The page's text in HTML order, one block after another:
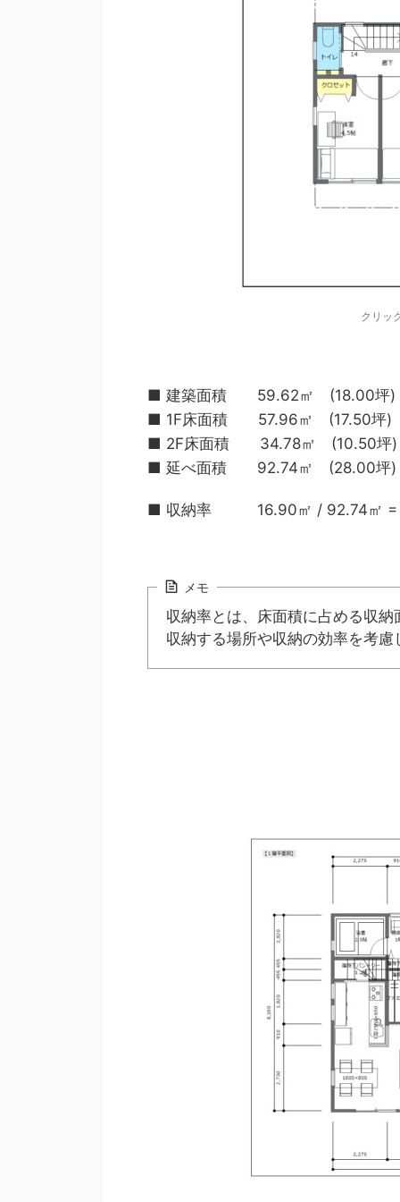
クリッ
■ 建築面積 59.62㎡ (18.00坪)
■ 1F床面積 57.96㎡ (17.50坪)
■ 2F床面積 34.78㎡ (10.50坪)
■ 延べ面積 92.74㎡ (28.00坪)
■ 収納率 16.90㎡ / 92.74㎡ =
メモ
収納率とは、床面積に占める収
収納する場所や収納の効率を考